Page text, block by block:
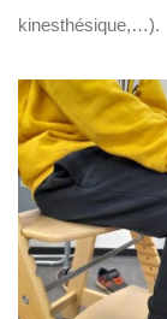
kinesthésique,…).